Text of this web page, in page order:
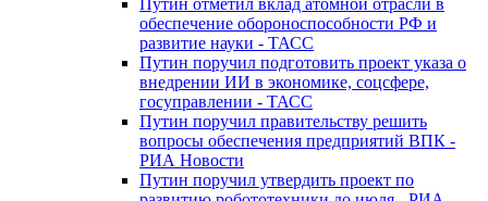
Путин отметил вклад атомной отрасли в
обеспечение обороноспособности РФ и
развитие науки - ТАСС
Путин поручил подготовить проект указа о
внедрении ИИ в экономике, соцсфере,
госуправлении - ТАСС
Путин поручил правительству решить
вопросы обеспечения предприятий ВПК -
РИА Новости
Путин поручил утвердить проект по